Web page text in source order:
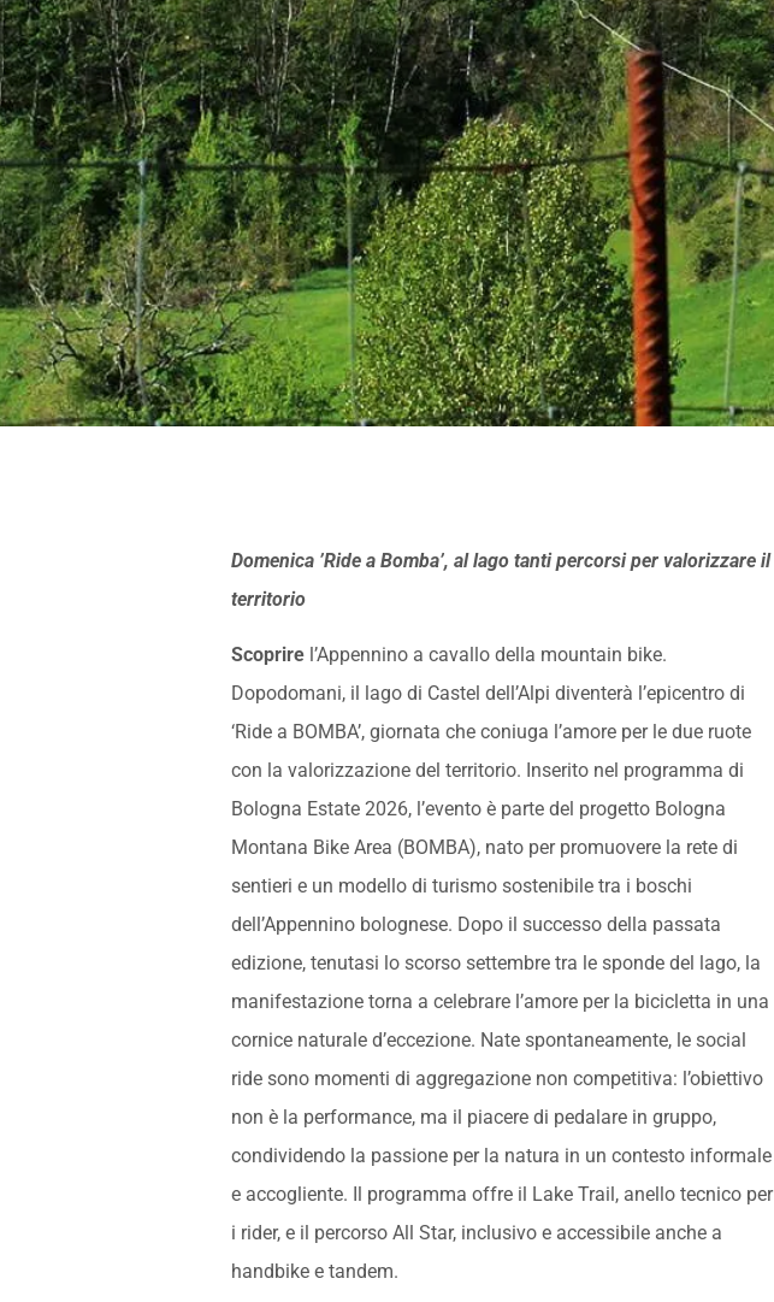
Domenica ’Ride a Bomba’, al lago tanti percorsi per valorizzare il
territorio
Scoprire l’Appennino a cavallo della mountain bike.
Dopodomani, il lago di Castel dell’Alpi diventerà l’epicentro di
‘Ride a BOMBA’, giornata che coniuga l’amore per le due ruote
con la valorizzazione del territorio. Inserito nel programma di
Bologna Estate 2026, l’evento è parte del progetto Bologna
Montana Bike Area (BOMBA), nato per promuovere la rete di
sentieri e un modello di turismo sostenibile tra i boschi
dell’Appennino bolognese. Dopo il successo della passata
edizione, tenutasi lo scorso settembre tra le sponde del lago, la
manifestazione torna a celebrare l’amore per la bicicletta in una
cornice naturale d’eccezione. Nate spontaneamente, le social
ride sono momenti di aggregazione non competitiva: l’obiettivo
non è la performance, ma il piacere di pedalare in gruppo,
condividendo la passione per la natura in un contesto informale
e accogliente. Il programma offre il Lake Trail, anello tecnico per
i rider, e il percorso All Star, inclusivo e accessibile anche a
handbike e tandem.